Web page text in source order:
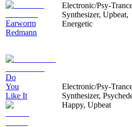
Earworm
Redmann
Electronic/Psy-
Synthesizer, Upbeat,
Energetic
Do
You
Like It
Electronic/Psy-
Synthesizer,
Happy, Upbeat